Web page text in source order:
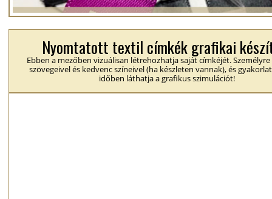
Nyomtatott textil címkék grafikai
Ebben a mezőben vizuálisan létrehozhatja saját címkéjét.
szövegeivel és kedvenc színeivel (ha készleten vannak), és
időben láthatja a grafikus szimulációt!